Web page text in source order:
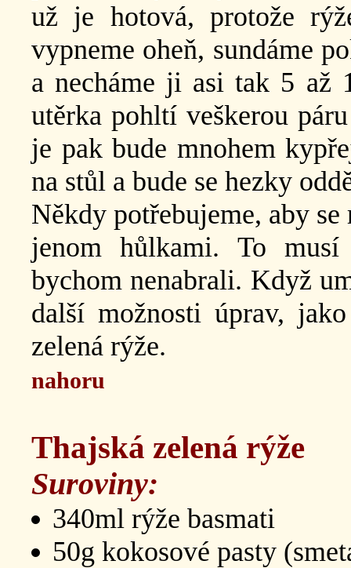
už je hotová, protože
vypneme oheň, sundáme
a necháme ji asi tak 5 až
utěrka pohltí veškerou
je pak bude mnohem
na stůl a bude se hezky
Někdy potřebujeme, aby
jenom hůlkami. To
bychom nenabrali. Když
další možnosti úprav,
zelená rýže.
nahoru
Thajská zelená rýže
Suroviny:
340ml rýže basmati
50g kokosové pasty